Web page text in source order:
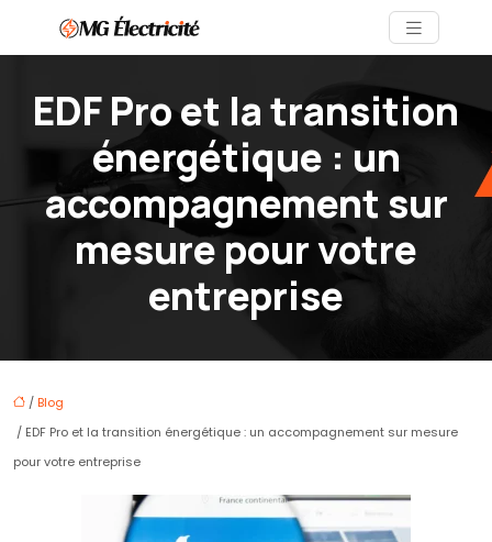
EDF Pro et la transition
énergétique : un
accompagnement sur
mesure pour votre
entreprise
/ Blog
/ EDF Pro et la transition énergétique : un accompagnement sur mesure
pour votre entreprise